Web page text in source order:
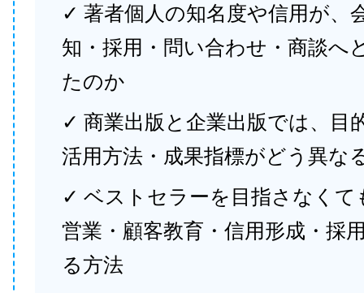
✓ 著者個人の知名度や信用が、
知・採用・問い合わせ・商談へ
たのか
✓ 商業出版と企業出版では、目
活用方法・成果指標がどう異な
✓ ベストセラーを目指さなくて
営業・顧客教育・信用形成・採
る方法